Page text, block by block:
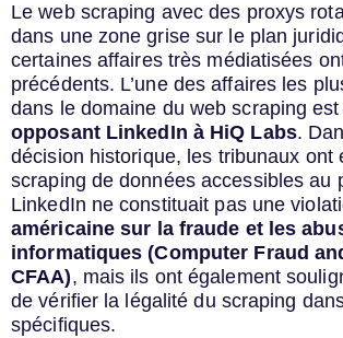
Le web scraping avec des proxys
dans une zone grise sur le plan
certaines affaires très médiatisées
précédents. L’une des affaires les
dans le domaine du web scraping est
opposant LinkedIn à HiQ Labs.
décision historique, les tribunaux ont
scraping de données accessibles au
LinkedIn ne constituait pas une
américaine sur la fraude et les
informatiques (Computer Fraud
CFAA), mais ils ont également
de vérifier la légalité du scraping
spécifiques.